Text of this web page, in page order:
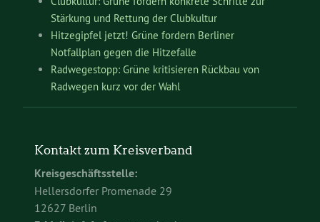
Stärkung und Rettung der Clubkultur
Hitzegipfel jetzt! Grüne fordern Berliner
Notfallplan gegen die Hitzefalle
Radwegestopp: Grüne kritisieren Rückbau von
Radwegen kurz vor der Wahl
Kontakt zum Kreisverband
Kreisgeschäftsstelle:
Hellersdorfer Promenade 29
12627 Berlin